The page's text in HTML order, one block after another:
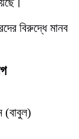
বিরুদ্ধে মানব
(বাবুল)